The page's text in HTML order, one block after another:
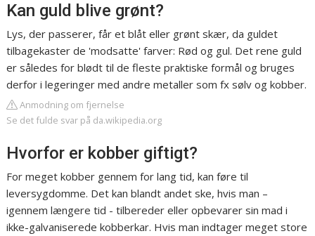
Kan guld blive grønt?
Lys, der passerer, får et blåt eller grønt skær, da guldet
tilbagekaster de 'modsatte' farver: Rød og gul. Det rene guld
er således for blødt til de fleste praktiske formål og bruges
derfor i legeringer med andre metaller som fx sølv og kobber.
Anmodning om fjernelse
Se det fulde svar på da.wikipedia.org
Hvorfor er kobber giftigt?
For meget kobber gennem for lang tid, kan føre til
leversygdomme. Det kan blandt andet ske, hvis man –
igennem længere tid - tilbereder eller opbevarer sin mad i
ikke-galvaniserede kobberkar. Hvis man indtager meget store